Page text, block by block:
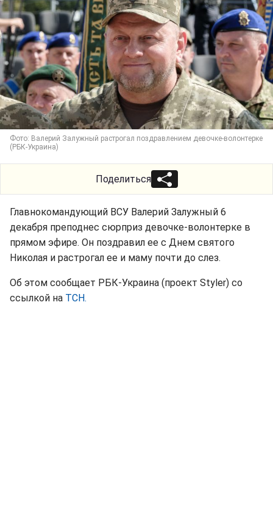
Фото: Валерий Залужный растрогал поздравлением девочке-волонтерке
(РБК-Украина)
Поделиться
Главнокомандующий ВСУ Валерий Залужный 6
декабря преподнес сюрприз девочке-волонтерке в
прямом эфире. Он поздравил ее с Днем святого
Николая и растрогал ее и маму почти до слез.
Об этом сообщает РБК-Украина (проект Styler) со
ссылкой на ТСН.